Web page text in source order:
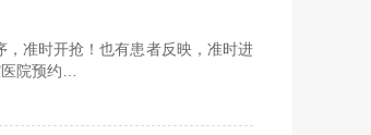
准时开抢！也有患者反映，准时进
院预约…